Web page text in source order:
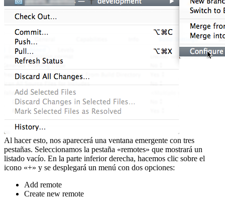
Al hacer esto, nos aparecerá una ventana emergente con tres
pestañas. Seleccionamos la pestaña «remotes» que mostrará un
listado vacío. En la parte inferior derecha, hacemos clic sobre el
icono «+» y se desplegará un menú con dos opciones:
Add remote
Create new remote